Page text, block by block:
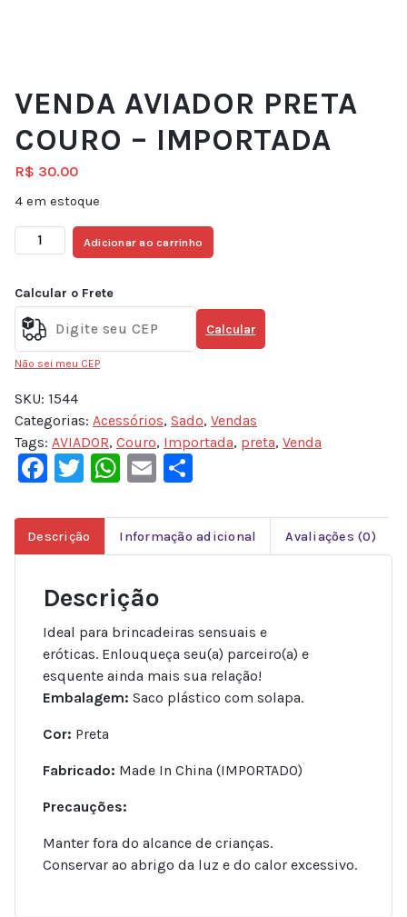
VENDA AVIADOR PRETA
COURO – IMPORTADA
R$ 30.00
4 em estoque
Adicionar ao carrinho
Calcular o Frete
Calcular
Não sei meu CEP
SKU: 1544
Categorias: Acessórios, Sado, Vendas
Tags: AVIADOR, Couro, Importada, preta, Venda
Facebook
Twitter
WhatsApp
Email
Descrição Informação adicional Avaliações (0)
Descrição
Ideal para brincadeiras sensuais e
eróticas. Enlouqueça seu(a) parceiro(a) e
esquente ainda mais sua relação!
Embalagem: Saco plástico com solapa.
Cor: Preta
Fabricado: Made In China (IMPORTADO)
Precauções:
Manter fora do alcance de crianças.
Conservar ao abrigo da luz e do calor excessivo.